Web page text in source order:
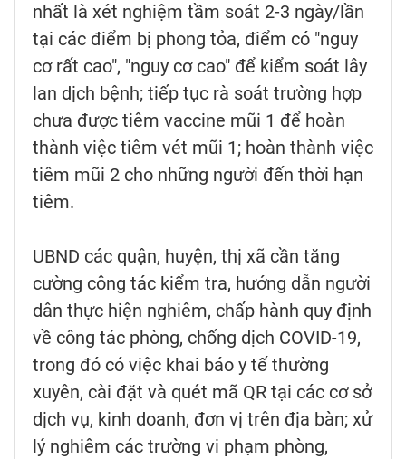
nhất là xét nghiệm tầm soát 2-3 ngày/lần
tại các điểm bị phong tỏa, điểm có "nguy
cơ rất cao", "nguy cơ cao" để kiểm soát lây
lan dịch bệnh; tiếp tục rà soát trường hợp
chưa được tiêm vaccine mũi 1 để hoàn
thành việc tiêm vét mũi 1; hoàn thành việc
tiêm mũi 2 cho những người đến thời hạn
tiêm.
UBND các quận, huyện, thị xã cần tăng
cường công tác kiểm tra, hướng dẫn người
dân thực hiện nghiêm, chấp hành quy định
về công tác phòng, chống dịch COVID-19,
trong đó có việc khai báo y tế thường
xuyên, cài đặt và quét mã QR tại các cơ sở
dịch vụ, kinh doanh, đơn vị trên địa bàn; xử
lý nghiêm các trường vi phạm phòng,